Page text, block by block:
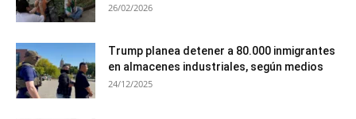
26/02/2026
Trump planea detener a 80.000 inmigrantes
en almacenes industriales, según medios
24/12/2025